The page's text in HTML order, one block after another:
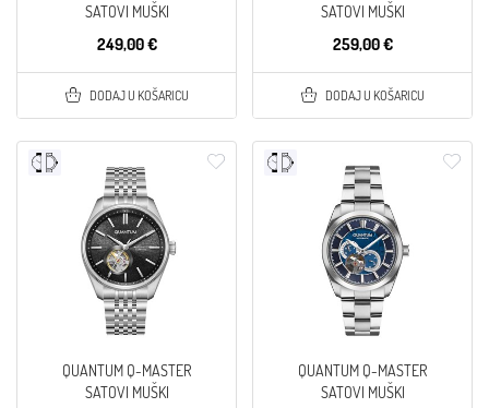
SATOVI MUŠKI
249,00 €
DODAJ U KOŠARICU
SATOVI MUŠKI
259,00 €
DODAJ U KOŠARICU
QUANTUM Q-MASTER
SATOVI MUŠKI
QUANTUM Q-MASTER
SATOVI MUŠKI